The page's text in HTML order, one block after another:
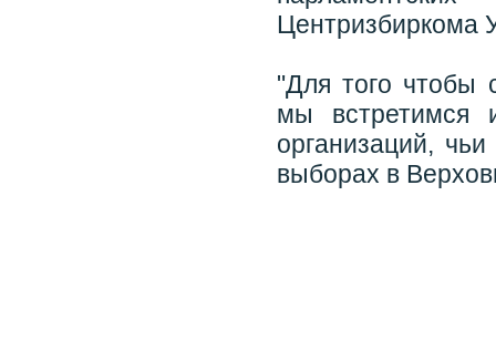
Центризбиркома
"Для того чтобы
мы встретимся
организаций,
выборах в